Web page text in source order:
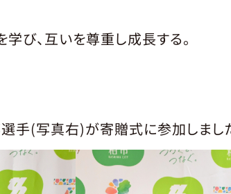
び、互いを尊重し成長する。
手(写真右)が寄贈式に参加しまし